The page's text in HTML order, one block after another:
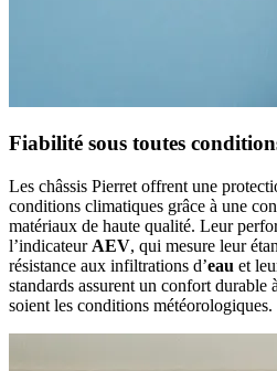
Fiabilité sous toutes
Les châssis Pierret offrent une
conditions climatiques grâce à une
matériaux de haute qualité. Leur
l’indicateur AEV, qui mesure leur
résistance aux infiltrations d’eau et
standards assurent un confort durable
soient les conditions météorologiques.